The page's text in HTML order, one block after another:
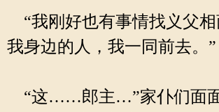
“我刚好也有事情找义父相
我身边的人，我一同前去。”
“这……郎主…”家仆们面